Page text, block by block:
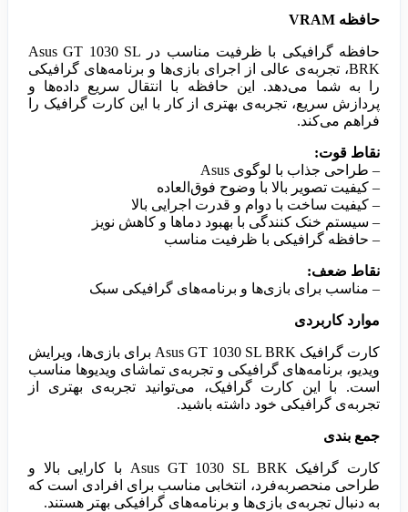
حافظه VRAM
حافظه گرافیکی با ظرفیت مناسب در Asus GT 1030 SL
BRK، تجربه‌ی عالی از اجرای بازی‌ها و برنامه‌های گرافیکی
را به شما می‌دهد. این حافظه با انتقال سریع داده‌ها و
پردازش سریع، تجربه‌ی بهتری از کار با این کارت گرافیک را
فراهم می‌کند.
نقاط قوت:
– طراحی جذاب با لوگوی Asus
– کیفیت تصویر بالا با وضوح فوق‌العاده
– کیفیت ساخت با دوام و قدرت اجرایی بالا
– سیستم خنک کنندگی با بهبود دماها و کاهش نویز
– حافظه گرافیکی با ظرفیت مناسب
نقاط ضعف:
– مناسب برای بازی‌ها و برنامه‌های گرافیکی سبک
موارد کاربردی
کارت گرافیک Asus GT 1030 SL BRK برای بازی‌ها، ویرایش
ویدیو، برنامه‌های گرافیکی و تجربه‌ی تماشای ویدیوها مناسب
است. با این کارت گرافیک، می‌توانید تجربه‌ی بهتری از
تجربه‌ی گرافیکی خود داشته باشید.
کارت گرافیک Asus GT 1030 SL BRK با کارایی بالا و
طراحی منحصربه‌فرد، انتخابی مناسب برای افرادی است که
به دنبال تجربه‌ی بازی‌ها و برنامه‌های گرافیکی بهتر هستند.